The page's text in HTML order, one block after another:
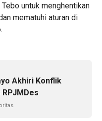
untuk menghentikan
mematuhi aturan di
Akhiri Konflik
RPJMDes